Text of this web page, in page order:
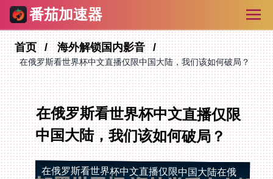
番茄加速器
首页 海外解锁国内影音
在俄罗斯看世界杯中文直播仅限中国大陆，我们该如何破局？
在俄罗斯看世界杯中文直播仅限
中国大陆，我们该如何破局？
在俄罗斯看世界杯中文直播仅限中国大陆在俄
罗斯看世界杯中文直播仅限中国大陆，我们该